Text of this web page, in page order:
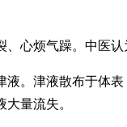
心烦气躁。中医
。津液散布于体
量流失。